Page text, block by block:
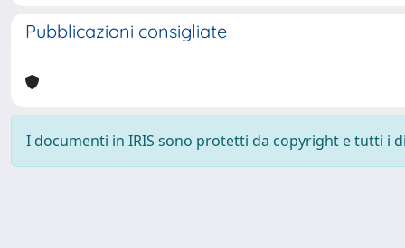
Pubblicazioni consigliate
I documenti in IRIS sono protetti da copyright e tutti i